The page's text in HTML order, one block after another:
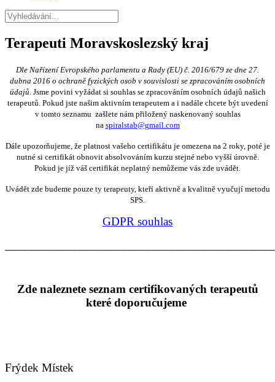
Terapeuti Moravskoslezský kraj
Dle Nařízení Evropského parlamentu a Rady (EU) č. 2016/679 ze dne 27.
dubna 2016 o ochraně fyzických osob v souvislosti se zpracováním osobních
údajů. Jsme povini vyžádat si souhlas se zpracováním osobních údajů našich
terapeutů. Pokud jste našim aktivním terapeutem a i nadále chcete být uvedení
v tomto seznamu zašlete nám přiložený naskenovaný souhlas
na spiralstab@gmail.com
Dále upozorňujeme, že platnost vašeho certifikátu je omezena na 2 roky, poté je
nutné si certifikát obnovit absolvováním kurzu stejné nebo vyšší úrovně.
Pokud je jíž váš certifikát neplatný nemůžeme vás zde uvádět.
Uvádět zde budeme pouze ty terapeuty, kteří aktivně a kvalitně vyučují metodu
SPS.
GDPR souhlas
Zde naleznete seznam certifikovaných terapeutů
které doporučujeme
Frýdek Místek